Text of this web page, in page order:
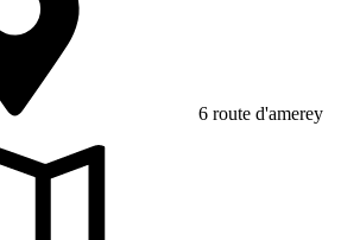
6 route d'amerey